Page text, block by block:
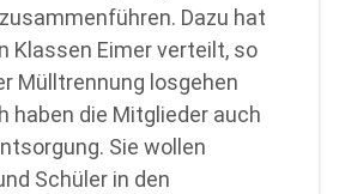
Dazu hat
Klassen Eimer verteilt, so
Mülltrennung losgehen
haben die Mitglieder auch
Sie wollen
Schüler in den